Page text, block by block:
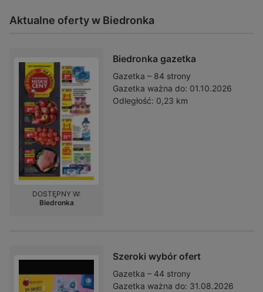
Aktualne oferty w Biedronka
Biedronka gazetka
Gazetka – 84 strony
Gazetka ważna do: 01.10.2026
Odległość: 0,23 km
DOSTĘPNY W:
Biedronka
Szeroki wybór ofert
Gazetka – 44 strony
Gazetka ważna do: 31.08.2026